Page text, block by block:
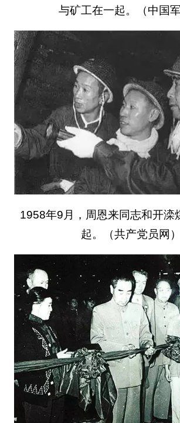
与矿工在一起。（中国军
1958年9月，周恩来同志和开滦
起。（共产党员网）